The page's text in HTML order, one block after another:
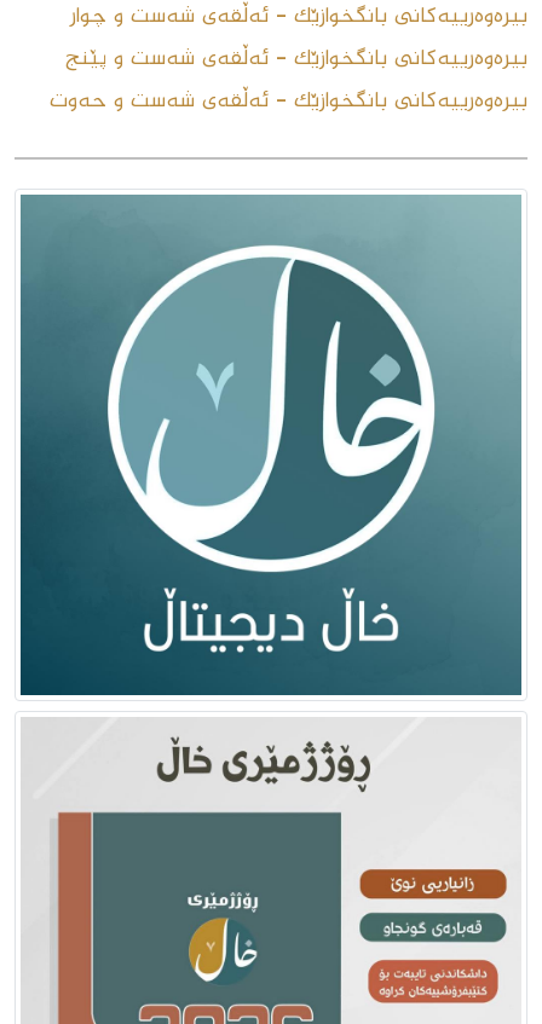
بیرەوەرییەکانی بانگخوازێک - ئەڵقەى شەست و چوار
بیرەوەرییەکانی بانگخوازێک - ئەڵقەى شەست و پێنج
بیرەوەرییەکانی بانگخوازێک - ئەڵقەى شەست و حەوت